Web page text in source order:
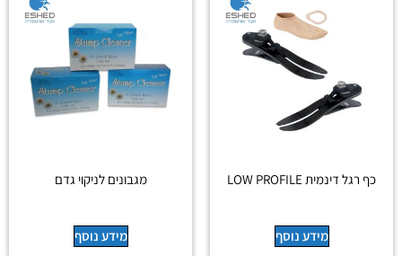
כף רגל דינמית LOW PROFILE
מידע נוסף
מגבונים לניקוי גדם
מידע נוסף